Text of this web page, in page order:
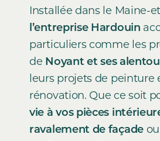
Installée dans le Maine-
l’entreprise Hardouin
particuliers comme les
de Noyant et ses
leurs projets de peinture
rénovation. Que ce soit
vie à vos pièces
ravalement de façade